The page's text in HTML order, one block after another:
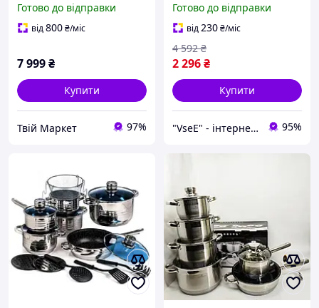
Набір каструль для
електроплити EB-94
Готово до відправки
від800₴/міс
7 999₴
Купити
Твій Маркет 97%
якісних SY-28
Готово до відправки
від230₴/міс
2 296₴
4 592 ₴
Купити
"VseE" - інтернет-магазин тактичного військового спорядження | Власне виробництво | 95%